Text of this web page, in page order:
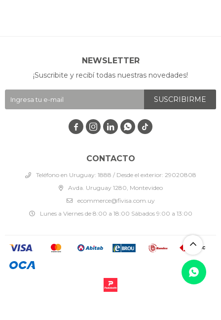
CONTACTO
Teléfono en Uruguay: 1888 / Desde el exterior: 29020808
Avda. Uruguay 1280, Montevideo
ecommerce@fivisa.com.uy
Lunes a Viernes de 8:00 a 18:00 Sábados 9:00 a 13:00
NEWSLETTER
¡Suscribite y recibí todas nuestras novedades!
SUSCRIBIRME
   